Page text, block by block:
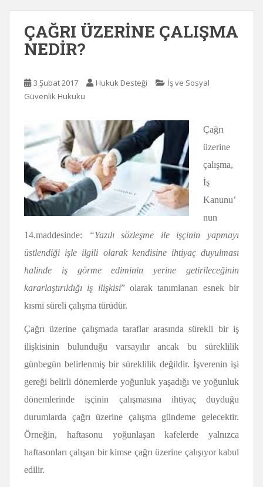
ÇAĞRI ÜZERİNE ÇALIŞMA
NEDİR?
3 Şubat 2017 Hukuk Desteği
İş ve Sosyal
Güvenlik Hukuku
Çağrı
üzerine
çalışma,
İş
Kanunu’
nun
14.maddesinde:
“Yazılı sözleşme ile işçinin yapmayı
üstlendiği işle ilgili olarak kendisine ihtiyaç duyulması
halinde iş görme ediminin yerine getirileceğinin
kararlaştırıldığı iş ilişkisi” olarak tanımlanan esnek bir
kısmi süreli çalışma türüdür.
Çağrı üzerine çalışmada taraflar arasında sürekli bir iş
ilişkisinin bulunduğu varsayılır ancak bu süreklilik
günbegün belirlenmiş bir süreklilik değildir. İşverenin işi
gereği belirli dönemlerde yoğunluk yaşadığı ve yoğunluk
dönemlerinde işçinin çalışmasına ihtiyaç duyduğu
durumlarda çağrı üzerine çalışma gündeme gelecektir.
Örneğin, haftasonu yoğunlaşan kafelerde yalnızca
haftasonları çalışan bir kimse çağrı üzerine çalışıyor kabul
edilir.